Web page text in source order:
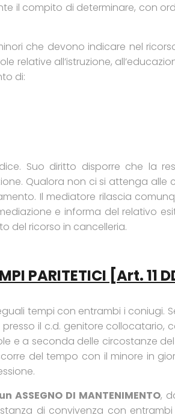
il compito di determinare, con
che devono indicare nel
relative all’istruzione,
di:
Suo diritto disporre che la
Qualora non ci si attenga
Il mediatore rilascia
e informa del relativo
del ricorso in cancelleria.
PARITETICI [art. 11
tempi con entrambi i coniugi.
il c.d. genitore
e a seconda delle circostanze
del tempo con il minore in
DI MANTENIMENTO,
di convivenza con